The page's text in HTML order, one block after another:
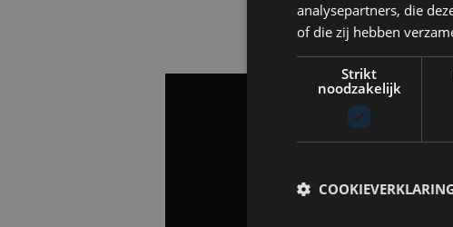
analysepartners, die
of die zij hebben
Strikt
noodzakelijk